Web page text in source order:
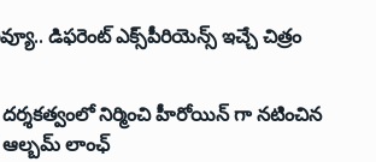
డిఫరెంట్ ఎక్స్‌పీరియెన్స్ ఇచ్చే చిత్రం
నిర్మించి హీరోయిన్ గా నటించిన
ఆల్బమ్ లాంఛ్